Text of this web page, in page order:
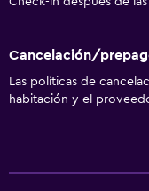
Cancelación/
Las políticas de
habitación y el